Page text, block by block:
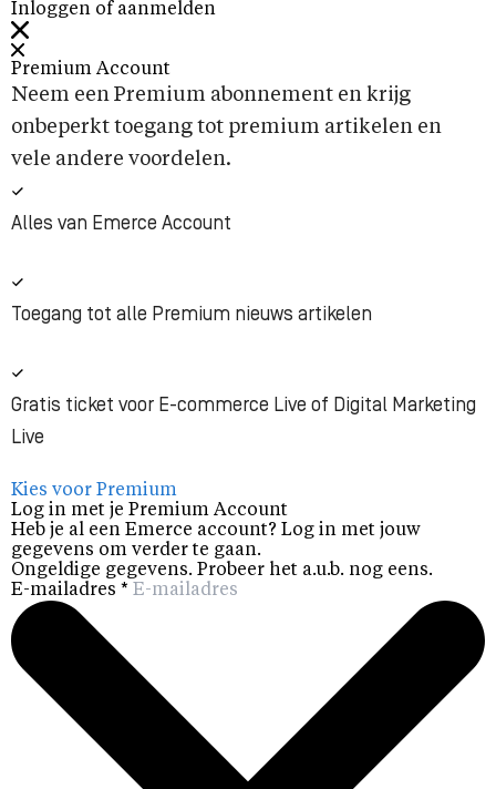
Inloggen of aanmelden
Premium Account
Neem een Premium abonnement en krijg
onbeperkt toegang tot premium artikelen en
vele andere voordelen.
Alles van Emerce Account
Toegang tot alle Premium nieuws artikelen
Gratis ticket voor E-commerce Live of Digital Marketing
Live
Kies voor Premium
Log in met je Premium Account
Heb je al een Emerce account? Log in met jouw
gegevens om verder te gaan.
Ongeldige gegevens. Probeer het a.u.b. nog eens.
E-mailadres *